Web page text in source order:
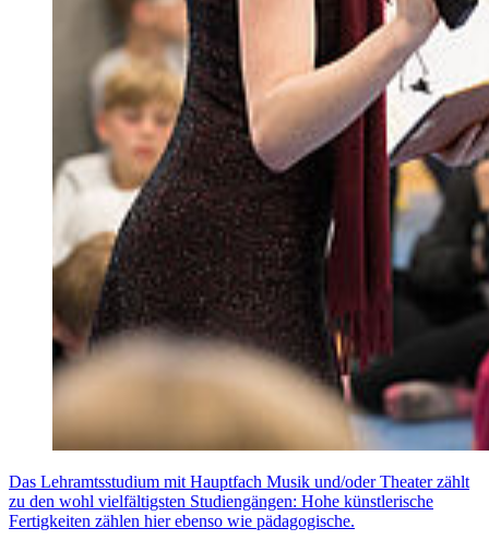
Das Lehramtsstudium mit Hauptfach Musik und/oder Theater zählt
zu den wohl vielfältigsten Studiengängen: Hohe künstlerische
Fertigkeiten zählen hier ebenso wie pädagogische.